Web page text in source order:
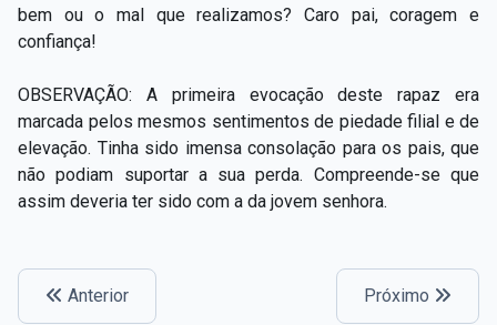
bem ou o mal que realizamos? Caro pai, coragem e
confiança!
OBSERVAÇÃO: A primeira evocação deste rapaz era
marcada pelos mesmos sentimentos de piedade filial e de
elevação. Tinha sido imensa consolação para os pais, que
não podiam suportar a sua perda. Compreende-se que
assim deveria ter sido com a da jovem senhora.
Anterior Próximo